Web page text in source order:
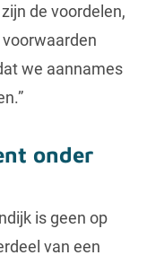
de voordelen,
voorwaarden
we aannames
onder
is geen op
van een